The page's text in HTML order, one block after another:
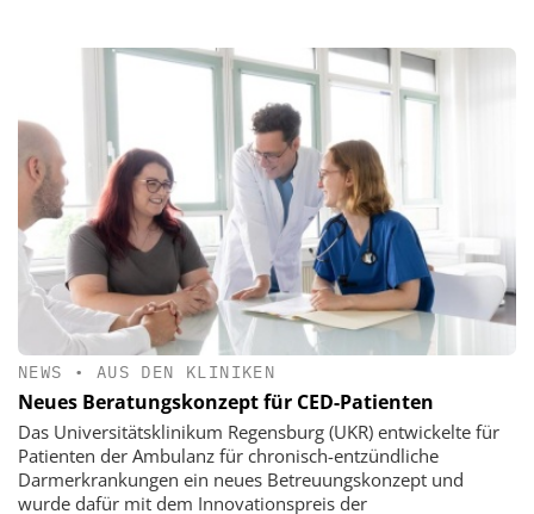
NEWS • AUS DEN KLINIKEN
Neues Beratungskonzept für CED-Patienten
Das Universitätsklinikum Regensburg (UKR) entwickelte für
Patienten der Ambulanz für chronisch-entzündliche
Darmerkrankungen ein neues Betreuungskonzept und
wurde dafür mit dem Innovationspreis der